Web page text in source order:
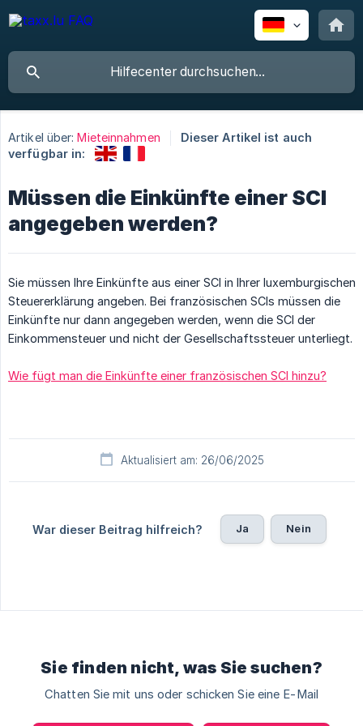
Artikel über: Mieteinnahmen
Dieser Artikel ist auch
verfügbar in:
Müssen die Einkünfte einer SCI
angegeben werden?
Sie müssen Ihre Einkünfte aus einer SCI in Ihrer luxemburgischen
Steuererklärung angeben. Bei französischen SCIs müssen die
Einkünfte nur dann angegeben werden, wenn die SCI der
Einkommensteuer und nicht der Gesellschaftssteuer unterliegt.
Wie fügt man die Einkünfte einer französischen SCI hinzu?
Aktualisiert am: 26/06/2025
War dieser Beitrag hilfreich? Ja Nein
Sie finden nicht, was Sie suchen?
Chatten Sie mit uns oder schicken Sie eine E-Mail